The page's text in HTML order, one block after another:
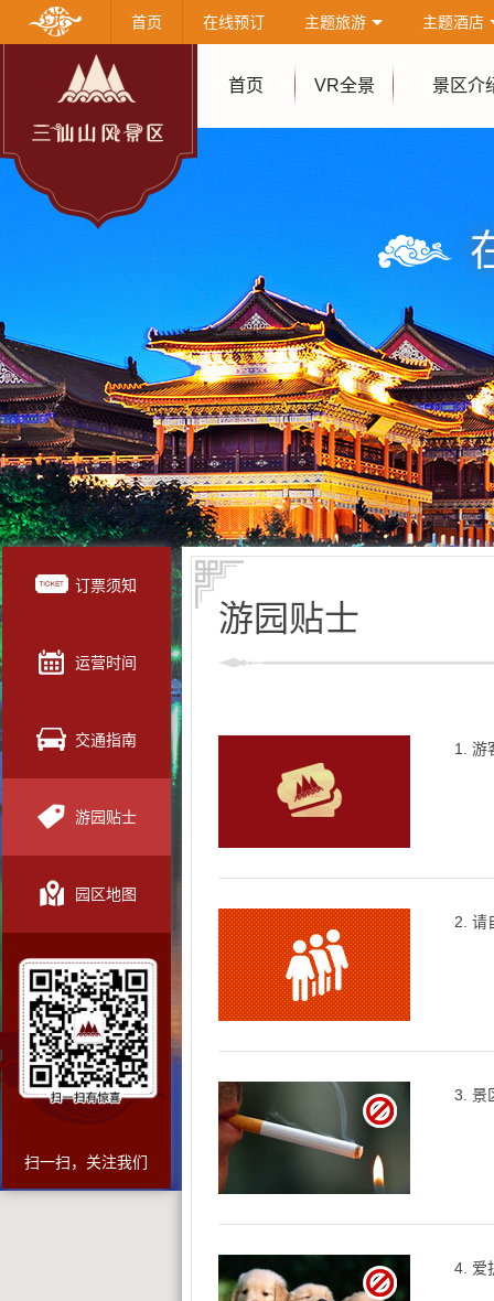
首页 在线预订 主题旅游 主题酒店
首页 VR全景 景区介
订票须知
运营时间
交通指南
游园贴士
园区地图
扫一扫，关注我们
游园贴士
1. 游
2. 请
3. 景
4. 爱